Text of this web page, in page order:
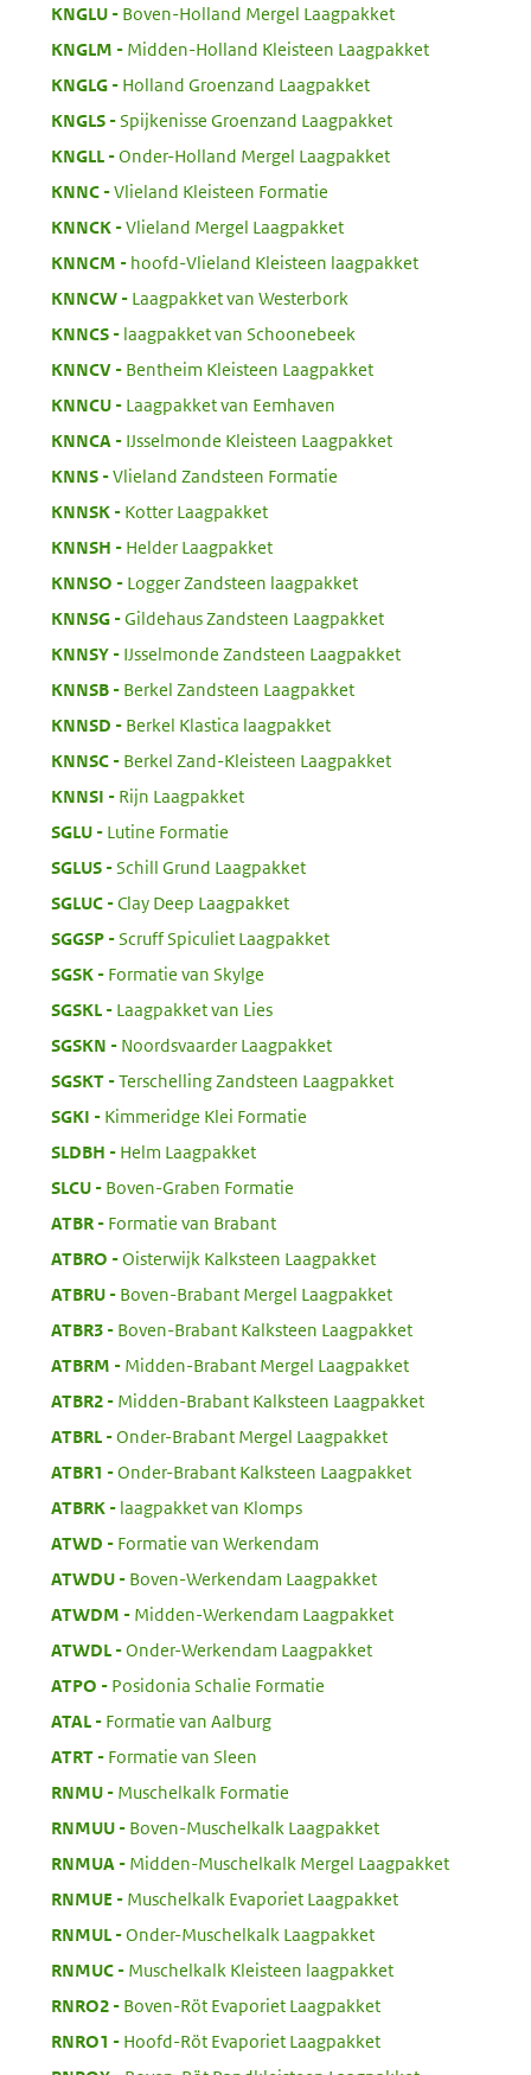
KNGLU:
Boven-Holland Mergel Laagpakket
KNGLM
Midden-Holland Kleisteen Laagpakket
KNGLG:
Holland Groenzand Laagpakket
KNGLS:
Spijkenisse Groenzand Laagpakket
KNGLL
Onder-Holland Mergel Laagpakket
KNNC:
Vlieland Kleisteen Formatie
KNNCK:
Vlieland Mergel Laagpakket
KNNCM
hoofd-Vlieland Kleisteen laagpakket
KNNCW:
Laagpakket van Westerbork
KNNCS:
laagpakket van Schoonebeek
KNNCV:
Bentheim Kleisteen Laagpakket
KNNCU:
Laagpakket van Eemhaven
KNNCA
IJsselmonde Kleisteen Laagpakket
KNNS:
Vlieland Zandsteen Formatie
KNNSK:
Kotter Laagpakket
KNNSH
Helder Laagpakket
KNNSO
Logger Zandsteen laagpakket
KNNSG:
Gildehaus Zandsteen Laagpakket
KNNSY:
IJsselmonde Zandsteen Laagpakket
KNNSB:
Berkel Zandsteen Laagpakket
KNNSD
Berkel Klastica laagpakket
KNNSC:
Berkel Zand-Kleisteen Laagpakket
KNNSI
Rijn Laagpakket
SGLU:
Lutine Formatie
SGLUS:
Schill Grund Laagpakket
SGLUC:
Clay Deep Laagpakket
SGGSP:
Scruff Spiculiet Laagpakket
SGSK:
Formatie van Skylge
SGSKL
Laagpakket van Lies
SGSKN
Noordsvaarder Laagpakket
SGSKT:
Terschelling Zandsteen Laagpakket
SGKI
Kimmeridge Klei Formatie
SLDBH
Helm Laagpakket
SLCU:
Boven-Graben Formatie
ATBR:
Formatie van Brabant
ATBRO
Oisterwijk Kalksteen Laagpakket
ATBRU:
Boven-Brabant Mergel Laagpakket
ATBR3:
Boven-Brabant Kalksteen Laagpakket
ATBRM
Midden-Brabant Mergel Laagpakket
ATBR2:
Midden-Brabant Kalksteen Laagpakket
ATBRL
Onder-Brabant Mergel Laagpakket
ATBR1
Onder-Brabant Kalksteen Laagpakket
ATBRK:
laagpakket van Klomps
ATWD
Formatie van Werkendam
ATWDU:
Boven-Werkendam Laagpakket
ATWDM
Midden-Werkendam Laagpakket
ATWDL
Onder-Werkendam Laagpakket
ATPO
Posidonia Schalie Formatie
ATAL
Formatie van Aalburg
ATRT:
Formatie van Sleen
RNMU:
Muschelkalk Formatie
RNMUU:
Boven-Muschelkalk Laagpakket
RNMUA
Midden-Muschelkalk Mergel Laagpakket
RNMUE
Muschelkalk Evaporiet Laagpakket
RNMUL
Onder-Muschelkalk Laagpakket
RNMUC:
Muschelkalk Kleisteen laagpakket
RNRO2:
Boven-Röt Evaporiet Laagpakket
RNRO1
Hoofd-Röt Evaporiet Laagpakket